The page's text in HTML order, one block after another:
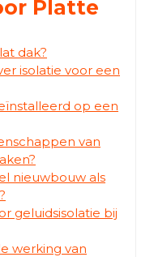
Platte
dak?
isolatie voor een
op een
van
nieuwbouw als
geluidsisolatie bij
werking van